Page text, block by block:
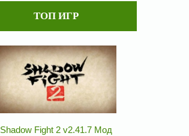
ТОП ИГР
Shadow Fight 2 v2.41.7 Мод